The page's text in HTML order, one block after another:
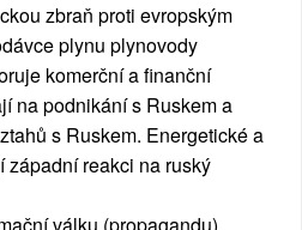
zbraň proti evropským
plynu plynovody
komerční a finanční
na podnikání s Ruskem a
s Ruskem. Energetické a
reakci na ruský